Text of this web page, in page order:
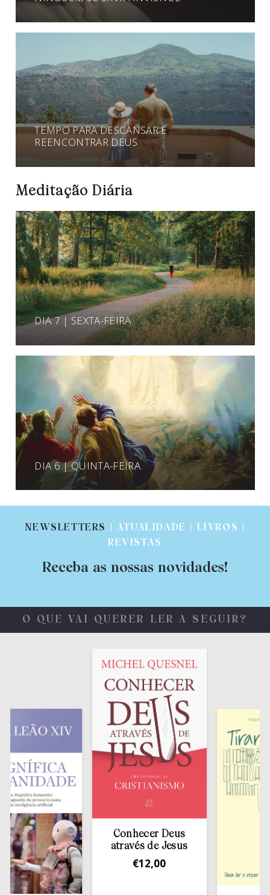
TEMPO PARA DESCANSAR E
REENCONTRAR DEUS
Meditação Diária
DIA 7 | SEXTA-FEIRA
DIA 6 | QUINTA-FEIRA
NEWSLETTERS
| ATUALIDADE | LIVROS |
REVISTAS
Receba as nossas novidades!
O QUE VAI QUERER LER A SEGUIR?
Conhecer Deus
através de Jesus
12,00